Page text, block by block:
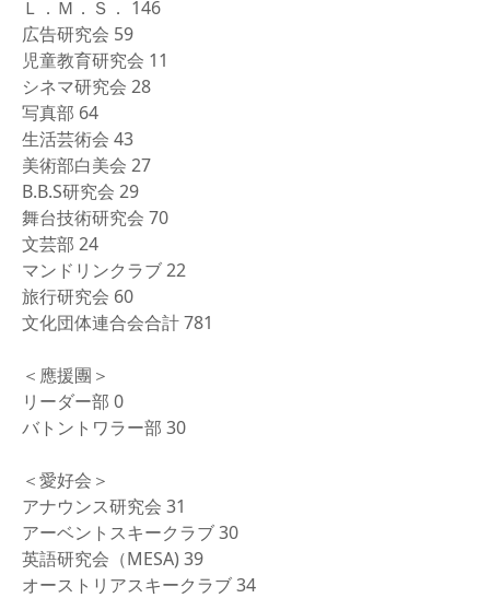
Ｌ．Ｍ．Ｓ． 146
広告研究会 59
児童教育研究会 11
シネマ研究会 28
写真部 64
生活芸術会 43
美術部白美会 27
B.B.S研究会 29
舞台技術研究会 70
文芸部 24
マンドリンクラブ 22
旅行研究会 60
文化団体連合会合計 781
＜應援團＞
リーダー部 0
バトントワラー部 30
＜愛好会＞
アナウンス研究会 31
アーベントスキークラブ 30
英語研究会（MESA) 39
オーストリアスキークラブ 34